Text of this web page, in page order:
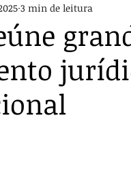
3 min de leitura